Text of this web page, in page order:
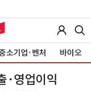
소기업·벤처 바이오
·영업이익